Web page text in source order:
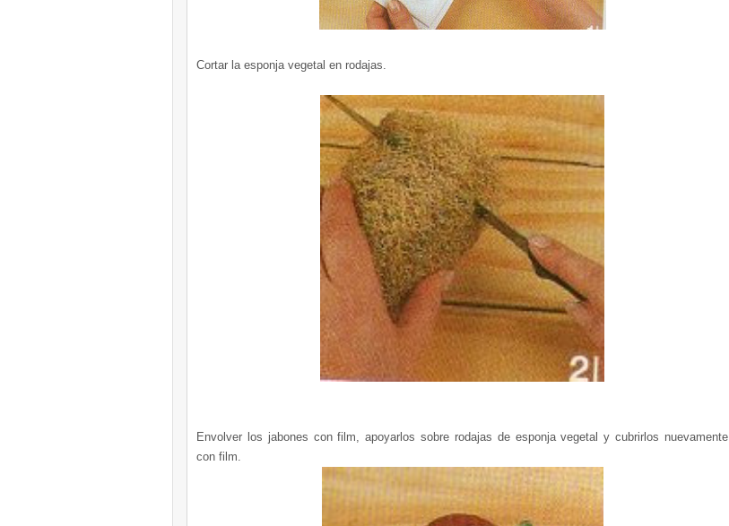
Cortar la esponja vegetal en rodajas.
Envolver los jabones con film, apoyarlos sobre rodajas de esponja vegetal y cubrirlos nuevamente
con film.